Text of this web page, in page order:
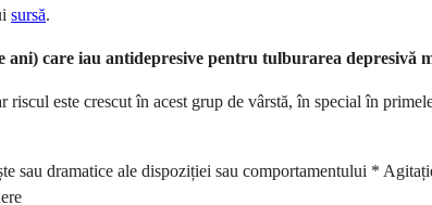
sursă.
care iau antidepresive pentru tulburarea depresivă
este crescut în acest grup de vârstă, în special în
sau dramatice ale dispoziției sau comportamentului *